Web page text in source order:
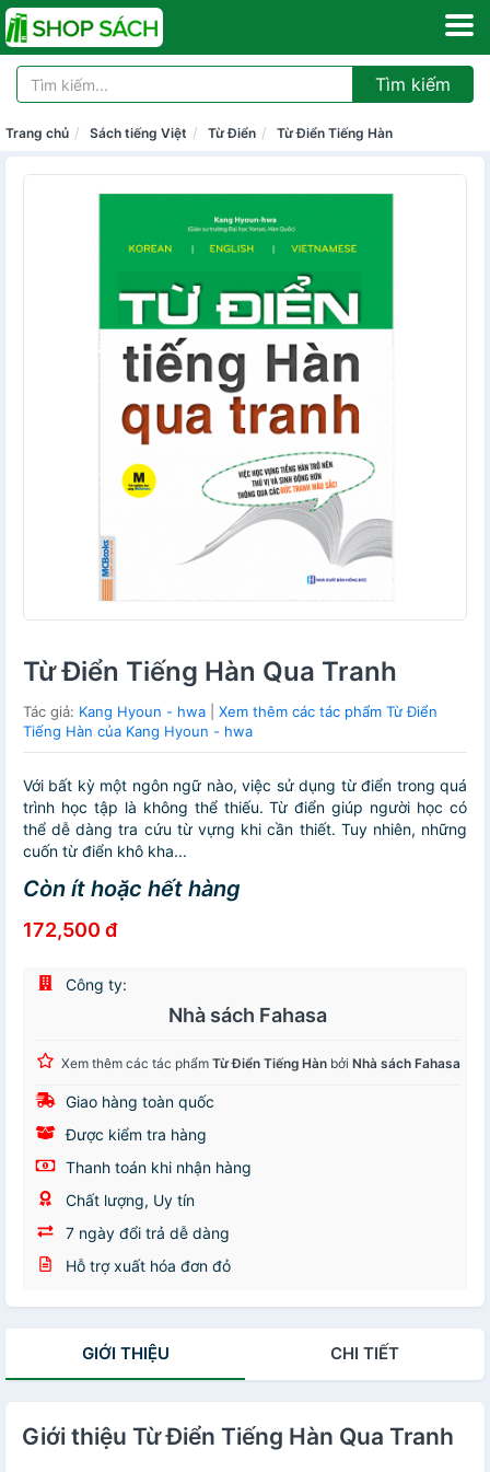
Tìm kiếm
Trang chủ Sách tiếng Việt Từ Điển Từ Điển Tiếng Hàn
Từ Điển Tiếng Hàn Qua Tranh
Tác giả: Kang Hyoun - hwa
Xem thêm các tác phẩm Từ Điển
Tiếng Hàn của Kang Hyoun - hwa
Với bất kỳ một ngôn ngữ nào, việc sử dụng từ điển trong quá
trình học tập là không thể thiếu. Từ điển giúp người học có
thể dễ dàng tra cứu từ vựng khi cần thiết. Tuy nhiên, những
cuốn từ điển khô kha...
Còn ít hoặc hết hàng
172,500 đ
Công ty:
Nhà sách Fahasa
Xem thêm các tác phẩm Từ Điển Tiếng Hàn bởi Nhà sách Fahasa
Giao hàng toàn quốc
Được kiểm tra hàng
Thanh toán khi nhận hàng
Chất lượng, Uy tín
7 ngày đổi trả dễ dàng
Hỗ trợ xuất hóa đơn đỏ
GIỚI THIỆU CHI TIẾT
Giới thiệu Từ Điển Tiếng Hàn Qua Tranh